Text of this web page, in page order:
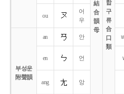
結
合
韻
母
합
구
류
合
口
類
ou
어
우
부성운
附聲韻
an 안
en 언
ang 앙